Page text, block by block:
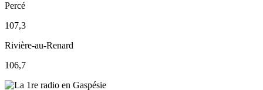
Percé
107,3
Rivière-au-Renard
106,7